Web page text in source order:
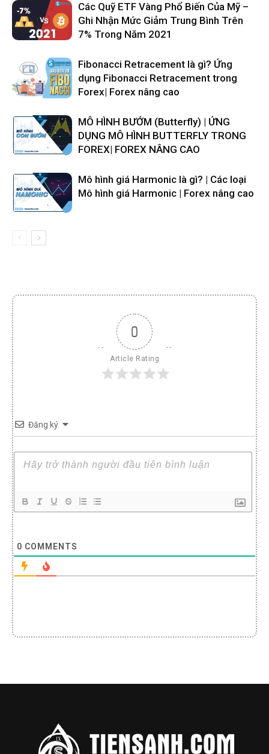
Các Quỹ ETF Vàng Phổ Biến Của Mỹ –
Ghi Nhận Mức Giảm Trung Bình Trên
7% Trong Năm 2021
Fibonacci Retracement là gì? Ứng
dụng Fibonacci Retracement trong
Forex| Forex nâng cao
MÔ HÌNH BƯỚM (Butterfly) | ỨNG
DỤNG MÔ HÌNH BUTTERFLY TRONG
FOREX| FOREX NÂNG CAO
Mô hình giá Harmonic là gì? | Các loại
Mô hình giá Harmonic | Forex nâng cao
0
Article Rating
Đăng ký
0 COMMENTS